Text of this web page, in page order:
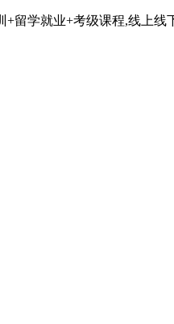
留学就业+考级课程,线上线